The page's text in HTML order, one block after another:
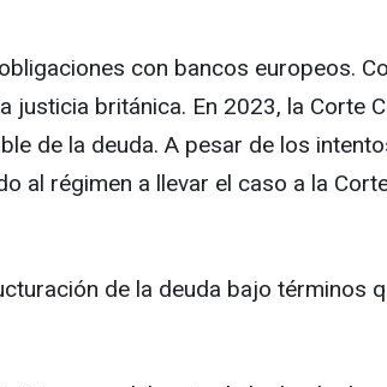
con bancos europeos.
británica. En 2023, la Corte
de la deuda. A pesar de los
al régimen a llevar el caso a la
de la deuda bajo términos